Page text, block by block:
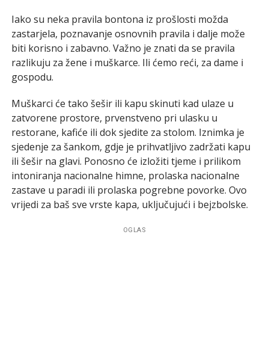
Iako su neka pravila bontona iz prošlosti možda
zastarjela, poznavanje osnovnih pravila i dalje može
biti korisno i zabavno. Važno je znati da se pravila
razlikuju za žene i muškarce. Ili ćemo reći, za dame i
gospodu.
Muškarci će tako šešir ili kapu skinuti kad ulaze u
zatvorene prostore, prvenstveno pri ulasku u
restorane, kafiće ili dok sjedite za stolom. Iznimka je
sjedenje za šankom, gdje je prihvatljivo zadržati kapu
ili šešir na glavi. Ponosno će izložiti tjeme i prilikom
intoniranja nacionalne himne, prolaska nacionalne
zastave u paradi ili prolaska pogrebne povorke. Ovo
vrijedi za baš sve vrste kapa, uključujući i bejzbolske.
OGLAS